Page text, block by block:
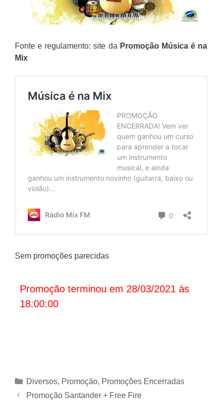
Fonte e regulamento: site da Promoção Música é na
Mix
Sem promoções parecidas
Promoção terminou em 28/03/2021 às
18:00:00
Categorias
Diversos, Promoção, Promoções Encerradas
Promoção Santander + Free Fire